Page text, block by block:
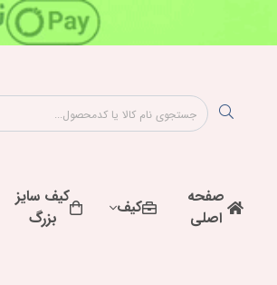
صفحه
اصلی
کیف
کیف سایز
بزرگ